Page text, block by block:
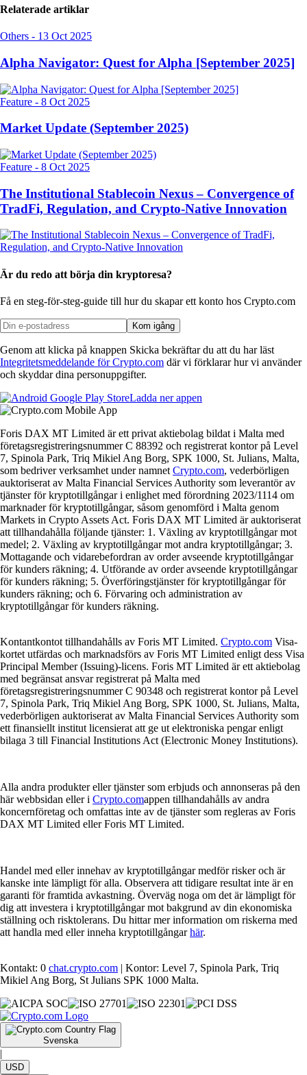
Relaterade artiklar
Others - 13 Oct 2025
Alpha Navigator: Quest for Alpha [September 2025]
Feature - 8 Oct 2025
Market Update (September 2025)
Feature - 8 Oct 2025
The Institutional Stablecoin Nexus – Convergence of
TradFi, Regulation, and Crypto-Native Innovation
Är du redo att börja din kryptoresa?
Få en steg-för-steg-guide till hur du skaparett konto hos Crypto.com
Kom igång
Genom att klicka på knappen Skicka bekräftar du att du har läst
Integritetsmeddelande för Crypto.com där vi förklarar hur vi använder
och skyddar dina personuppgifter.
Ladda ner appen
Foris DAX MT Limited är ett privat aktiebolag bildat i Malta med
företagsregistreringsnummer C 88392 och registrerat kontor på Level
7, Spinola Park, Triq Mikiel Ang Borg, SPK 1000, St. Julians, Malta,
som bedriver verksamhet under namnet Crypto.com, vederbörligen
auktoriserat av Malta Financial Services Authority som leverantör av
tjänster för kryptotillgångar i enlighet med förordning 2023/1114 om
marknader för kryptotillgångar, såsom genomförd i Malta genom
Markets in Crypto Assets Act. Foris DAX MT Limited är auktoriserat
att tillhandahålla följande tjänster: 1. Växling av kryptotillgångar mot
medel; 2. Växling av kryptotillgångar mot andra kryptotillgångar; 3.
Mottagande och vidarebefordran av order avseende kryptotillgångar
för kunders räkning; 4. Utförande av order avseende kryptotillgångar
för kunders räkning; 5. Överföringstjänster för kryptotillgångar för
kunders räkning; och 6. Förvaring och administration av
kryptotillgångar för kunders räkning.
Kontantkontot tillhandahålls av Foris MT Limited. Crypto.com Visa-
kortet utfärdas och marknadsförs av Foris MT Limited enligt dess Visa
Principal Member (Issuing)-licens. Foris MT Limited är ett aktiebolag
med begränsat ansvar registrerat på Malta med
företagsregistreringsnummer C 90348 och registrerat kontor på Level
7, Spinola Park, Triq Mikiel Ang Borg, SPK 1000, St. Julians, Malta,
vederbörligen auktoriserat av Malta Financial Services Authority som
ett finansiellt institut licensierat att ge ut elektroniska pengar enligt
bilaga 3 till Financial Institutions Act (Electronic Money Institutions).
Alla andra produkter eller tjänster som erbjuds och annonseras på den
här webbsidan eller i Crypto.comappen tillhandahålls av andra
koncernföretag och omfattas inte av de tjänster som regleras av Foris
DAX MT Limited eller Foris MT Limited.
Handel med eller innehav av kryptotillgångar medför risker och är
kanske inte lämpligt för alla. Observera att tidigare resultat inte är en
garanti för framtida avkastning. Överväg noga om det är lämpligt för
dig att investera i kryptotillgångar mot bakgrund av din ekonomiska
ställning och risktolerans. Du hittar mer information om riskerna med
att handla med eller inneha kryptotillgångarhär.
Kontakt: 0 chat.crypto.com | Kontor: Level 7, Spinola Park, Triq
Mikiel Ang Borg, St Julians SPK 1000 Malta.
Svenska
|
USD